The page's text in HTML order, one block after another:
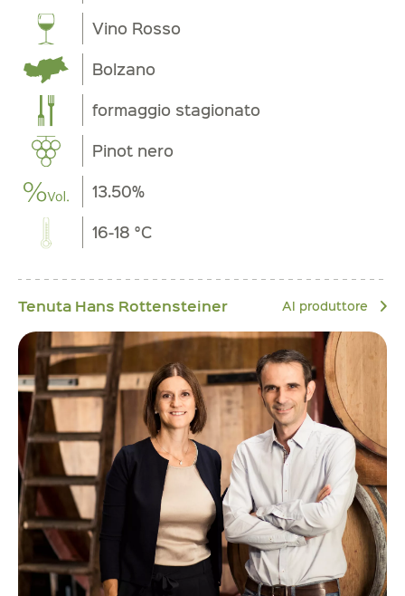
Vino Rosso
Bolzano
formaggio stagionato
Pinot nero
13.50%
16-18 °C
Tenuta Hans Rottensteiner Al produttore